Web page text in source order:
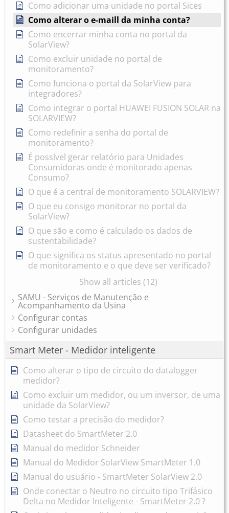
Como adicionar uma unidade no portal Sices
Como alterar o e-maill da minha conta?
Como encerrar minha conta no portal da
SolarView?
Como excluir unidade no portal de
monitoramento?
Como funciona o portal da SolarView para
integradores?
Como integrar o portal HUAWEI FUSION SOLAR na
SOLARVIEW?
Como redefinir a senha do portal de
monitoramento?
É possível gerar relatório para Unidades
Consumidoras onde é monitorado apenas
Consumo?
O que é a central de monitoramento SOLARVIEW?
O que eu consigo monitorar no portal da
SolarView?
O que são e como é calculado os dados de
sustentabilidade?
O que significa os status apresentado no portal
de monitoramento e o que deve ser verificado?
Show all articles (12)
SAMU - Serviços de Manutenção e
Acompanhamento da Usina
Configurar contas
Configurar unidades
Smart Meter - Medidor inteligente
Como alterar o tipo de circuito do datalogger
medidor?
Como excluir um medidor, ou um inversor, de uma
unidade da SolarView?
Como testar a precisão do medidor?
Datasheet do SmartMeter 2.0
Manual do medidor Schneider
Manual do Medidor SolarView SmartMeter 1.0
Manual do usuário - SmartMeter SolarView 2.0
Onde conectar o Neutro no circuito tipo Trifásico
Delta no Medidor Inteligente - SmartMeter 2.0 ?